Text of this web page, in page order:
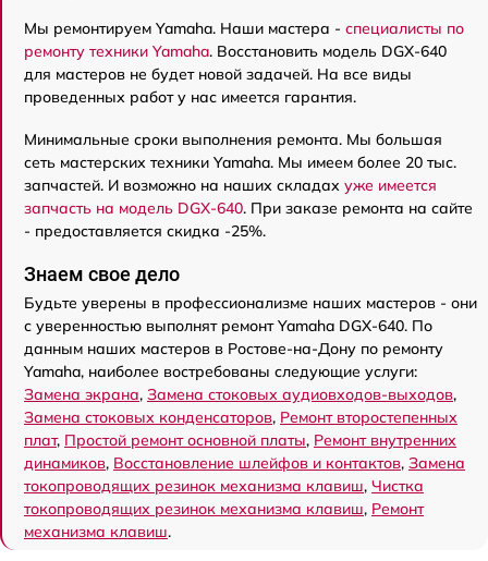
Мы ремонтируем Yamaha. Наши мастера - специалисты по
ремонту техники Yamaha. Восстановить модель DGX-640
для мастеров не будет новой задачей. На все виды
проведенных работ у нас имеется гарантия.
Минимальные сроки выполнения ремонта. Мы большая
сеть мастерских техники Yamaha. Мы имеем более 20 тыс.
запчастей. И возможно на наших складах уже имеется
запчасть на модель DGX-640. При заказе ремонта на сайте
- предоставляется скидка -25%.
Знаем свое дело
Будьте уверены в профессионализме наших мастеров - они
с уверенностью выполнят ремонт Yamaha DGX-640. По
данным наших мастеров в Ростове-на-Дону по ремонту
Yamaha, наиболее востребованы следующие услуги:
Замена экрана, Замена стоковых аудиовходов-выходов,
Замена стоковых конденсаторов, Ремонт второстепенных
плат, Простой ремонт основной платы, Ремонт внутренних
динамиков, Восстановление шлейфов и контактов, Замена
токопроводящих резинок механизма клавиш, Чистка
токопроводящих резинок механизма клавиш, Ремонт
механизма клавиш.